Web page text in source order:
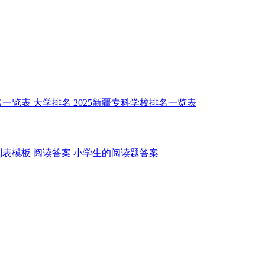
一览表 大学排名 2025新疆专科学校排名一览表
模板 阅读答案 小学生的阅读题答案